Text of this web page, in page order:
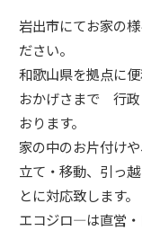
岩出市にてお家の
ださい。
和歌山県を拠点に
おかげさまで 行政
おります。
家の中のお片付け
立て・移動、引っ
とに対応致します。
エコジロ―は直営